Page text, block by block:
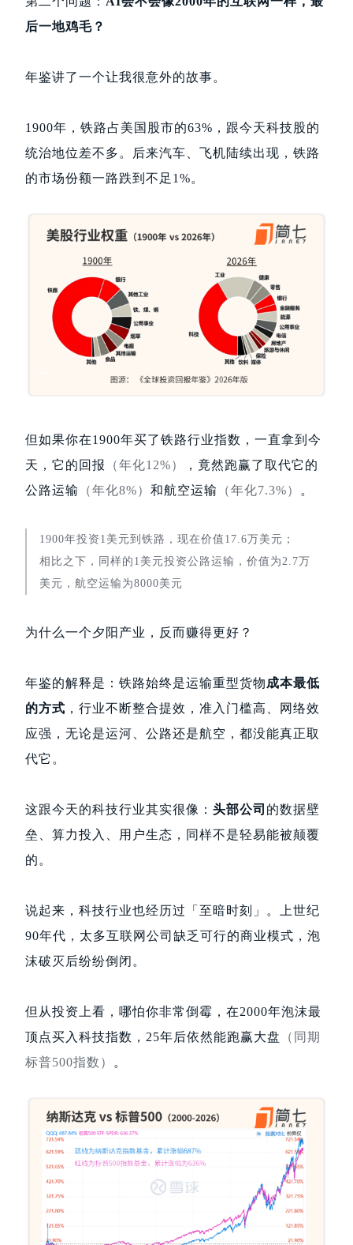
后一地鸡毛？
年鉴讲了一个让我很意外的故事。
1900年，铁路占美国股市的63%，跟今天科技股的
统治地位差不多。后来汽车、飞机陆续出现，铁路
的市场份额一路跌到不足1%。
但如果你在1900年买了铁路行业指数，一直拿到今
天，它的回报
（年化12%）
，竟然跑赢了取代它的
公路运输
（年化8%） 和航空运输 （年化7.3%） 。
1900年投资1美元到铁路，现在价值17.6万美元；
相比之下，同样的1美元投资公路运输，价值为2.7万
美元，航空运输为8000美元
为什么一个夕阳产业，反而赚得更好？
年鉴的解释是：铁路始终是运输重型货物成本最低
的方式 ，行业不断整合提效，准入门槛高、网络效
应强，无论是运河、公路还是航空，都没能真正取
代它。
这跟今天的科技行业其实很像： 头部公司 的数据壁
垒、算力投入、用户生态，同样不是轻易能被颠覆
的。
说起来，科技行业也经历过「至暗时刻」。上世纪
90年代，太多互联网公司缺乏可行的商业模式，泡
沫破灭后纷纷倒闭。
但从投资上看，哪怕你非常倒霉，在2000年泡沫最
顶点买入科技指数，25年后依然能跑赢大盘
（同期
标普500指数）
。